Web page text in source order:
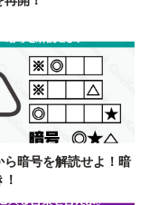
ら暗号を解読せよ！暗